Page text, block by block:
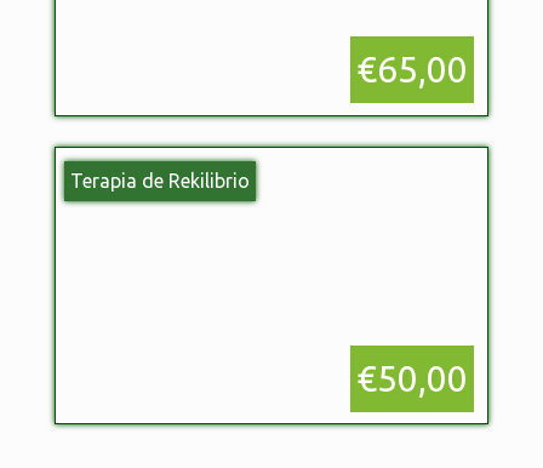
€65,00
Terapia de Rekilibrio
€50,00